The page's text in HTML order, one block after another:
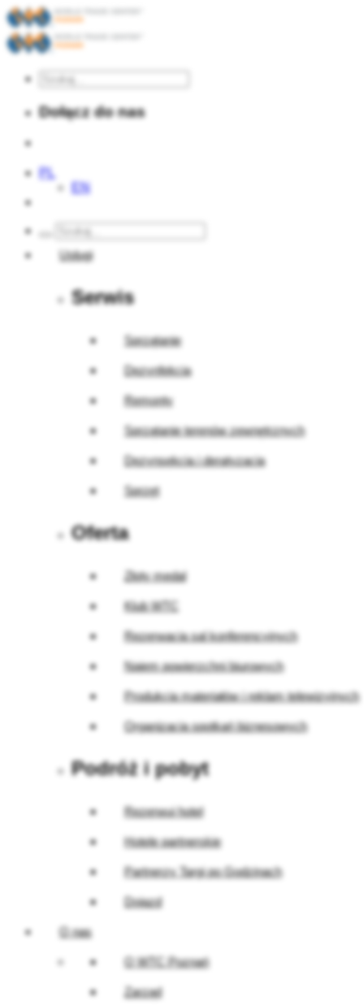
Dołącz do nas
PL
EN
Usługi
Serwis
Sprzątanie
Dezynfekcja
Remonty
Sprzątanie terenów zewnętrznych
Dezynsekcja i deratyzacja
Sprzęt
Oferta
Złoty medal
Klub WTC
Rezerwacja sal konferencyjnych
Najem powierzchni biurowych
Produkcja materiałów i reklam telewizyjnych
Organizacja spotkań biznesowych
Podróż i pobyt
Rezerwuj hotel
Hotele partnerskie
Partnerzy Targi po Godzinach
Dojazd
O nas
O WTC Poznań
Zarząd